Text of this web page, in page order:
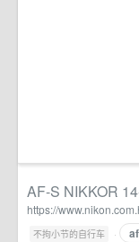
AF-S NIKKOR
https://
不拘小节的自行车 ·